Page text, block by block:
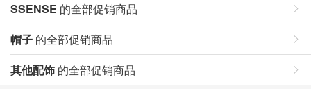
SSENSE 的全部促销商品
帽子 的全部促销商品
其他配饰 的全部促销商品